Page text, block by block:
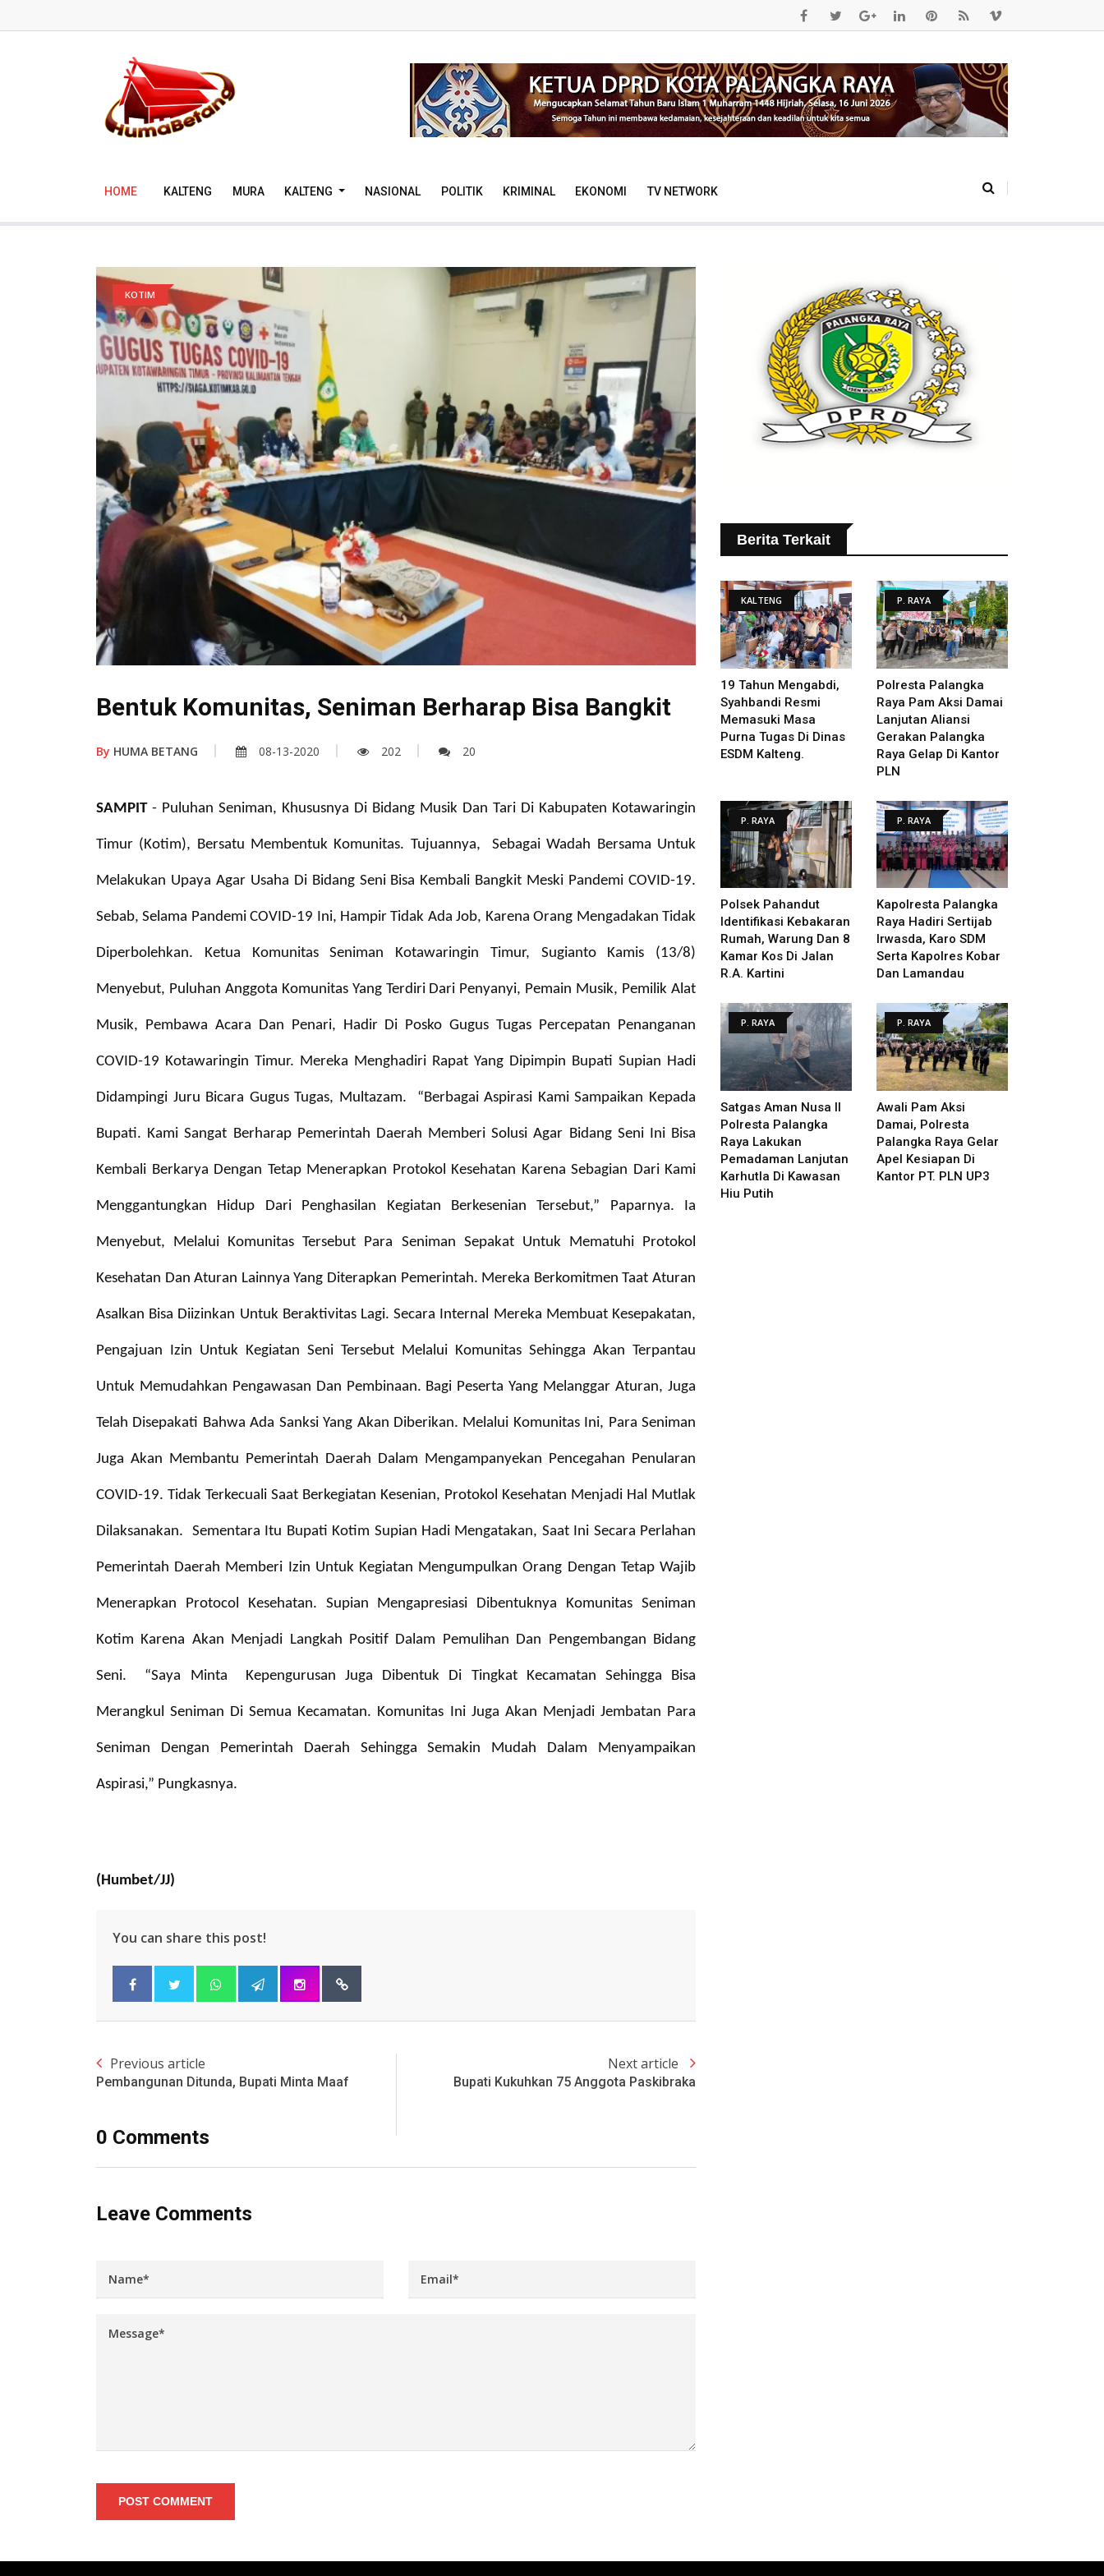
HOME KALTENG MURA KALTENG NASIONAL POLITIK KRIMINAL EKONOMI TV NETWORK
KOTIM
Bentuk Komunitas, Seniman Berharap Bisa Bangkit
By HUMA BETANG 08-13-2020 202 20
SAMPIT - Puluhan Seniman, Khususnya Di Bidang Musik Dan Tari Di Kabupaten Kotawaringin
Timur (Kotim), Bersatu Membentuk Komunitas. Tujuannya, Sebagai Wadah Bersama Untuk
Melakukan Upaya Agar Usaha Di Bidang Seni Bisa Kembali Bangkit Meski Pandemi COVID-19.
Sebab, Selama Pandemi COVID-19 Ini, Hampir Tidak Ada Job, Karena Orang Mengadakan Tidak
Diperbolehkan. Ketua Komunitas Seniman Kotawaringin Timur, Sugianto Kamis (13/8)
Menyebut, Puluhan Anggota Komunitas Yang Terdiri Dari Penyanyi, Pemain Musik, Pemilik Alat
Musik, Pembawa Acara Dan Penari, Hadir Di Posko Gugus Tugas Percepatan Penanganan
COVID-19 Kotawaringin Timur. Mereka Menghadiri Rapat Yang Dipimpin Bupati Supian Hadi
Didampingi Juru Bicara Gugus Tugas, Multazam. “Berbagai Aspirasi Kami Sampaikan Kepada
Bupati. Kami Sangat Berharap Pemerintah Daerah Memberi Solusi Agar Bidang Seni Ini Bisa
Kembali Berkarya Dengan Tetap Menerapkan Protokol Kesehatan Karena Sebagian Dari Kami
Menggantungkan Hidup Dari Penghasilan Kegiatan Berkesenian Tersebut,” Paparnya. Ia
Menyebut, Melalui Komunitas Tersebut Para Seniman Sepakat Untuk Mematuhi Protokol
Kesehatan Dan Aturan Lainnya Yang Diterapkan Pemerintah. Mereka Berkomitmen Taat Aturan
Asalkan Bisa Diizinkan Untuk Beraktivitas Lagi. Secara Internal Mereka Membuat Kesepakatan,
Pengajuan Izin Untuk Kegiatan Seni Tersebut Melalui Komunitas Sehingga Akan Terpantau
Untuk Memudahkan Pengawasan Dan Pembinaan. Bagi Peserta Yang Melanggar Aturan, Juga
Telah Disepakati Bahwa Ada Sanksi Yang Akan Diberikan. Melalui Komunitas Ini, Para Seniman
Juga Akan Membantu Pemerintah Daerah Dalam Mengampanyekan Pencegahan Penularan
COVID-19. Tidak Terkecuali Saat Berkegiatan Kesenian, Protokol Kesehatan Menjadi Hal Mutlak
Dilaksanakan. Sementara Itu Bupati Kotim Supian Hadi Mengatakan, Saat Ini Secara Perlahan
Pemerintah Daerah Memberi Izin Untuk Kegiatan Mengumpulkan Orang Dengan Tetap Wajib
Menerapkan Protocol Kesehatan. Supian Mengapresiasi Dibentuknya Komunitas Seniman
Kotim Karena Akan Menjadi Langkah Positif Dalam Pemulihan Dan Pengembangan Bidang
Seni. “Saya Minta Kepengurusan Juga Dibentuk Di Tingkat Kecamatan Sehingga Bisa
Merangkul Seniman Di Semua Kecamatan. Komunitas Ini Juga Akan Menjadi Jembatan Para
Seniman Dengan Pemerintah Daerah Sehingga Semakin Mudah Dalam Menyampaikan
Aspirasi,” Pungkasnya.
(humbet/JJ)
You can share this post!
Previous article
Pembangunan Ditunda, Bupati Minta Maaf
Next article
Bupati Kukuhkan 75 Anggota Paskibraka
0 Comments
Leave Comments
POST COMMENT
Berita Terkait
KALTENG
19 Tahun Mengabdi,
Syahbandi Resmi
Memasuki Masa
Purna Tugas Di Dinas
ESDM Kalteng.
P. RAYA
Polresta Palangka
Raya Pam Aksi Damai
Lanjutan Aliansi
Gerakan Palangka
Raya Gelap Di Kantor
PLN
P. RAYA
Polsek Pahandut
Identifikasi Kebakaran
Rumah, Warung Dan 8
Kamar Kos Di Jalan
R.A. Kartini
P. RAYA
Kapolresta Palangka
Raya Hadiri Sertijab
Irwasda, Karo SDM
Serta Kapolres Kobar
Dan Lamandau
P. RAYA
Satgas Aman Nusa II
Polresta Palangka
Raya Lakukan
Pemadaman Lanjutan
Karhutla Di Kawasan
Hiu Putih
P. RAYA
Awali Pam Aksi
Damai, Polresta
Palangka Raya Gelar
Apel Kesiapan Di
Kantor PT. PLN UP3